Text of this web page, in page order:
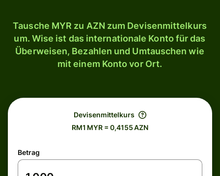
Tausche MYR zu AZN zum Devisenmittelkurs
um. Wise ist das internationale Konto für das
Überweisen, Bezahlen und Umtauschen wie
mit einem Konto vor Ort.
Devisenmittelkurs
RM1 MYR = 0,4155 AZN
Betrag